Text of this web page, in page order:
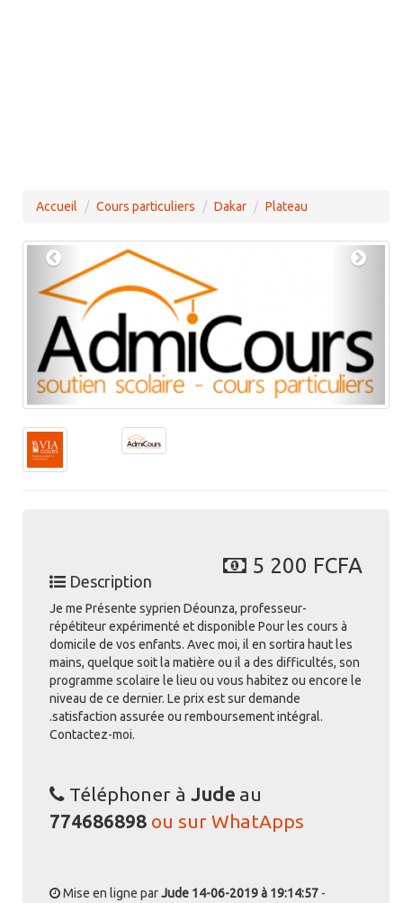
Accueil Cours particuliers Dakar Plateau
5 200 FCFA
Description
Je me Présente syprien Déounza, professeur-
répétiteur expérimenté et disponible Pour les cours à
domicile de vos enfants. Avec moi, il en sortira haut les
mains, quelque soit la matière ou il a des difficultés, son
programme scolaire le lieu ou vous habitez ou encore le
niveau de ce dernier. Le prix est sur demande
.satisfaction assurée ou remboursement intégral.
Contactez-moi.
Téléphoner à Jude au
774686898 ou sur WhatApps
Mise en ligne parJude 14-06-2019 à 19:14:57 -